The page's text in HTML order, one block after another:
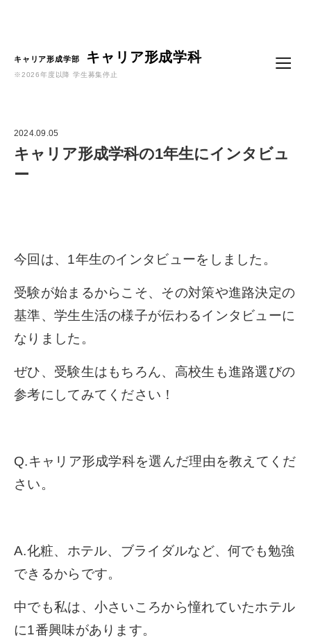
キャリア形成学部 キャリア形成学科
※2026年度以降 学生募集停止
2024.09.05
キャリア形成学科の1年生にインタビュ
ー
今回は、1年生のインタビューをしました。
受験が始まるからこそ、その対策や進路決定の
基準、学生生活の様子が伝わるインタビューに
なりました。
ぜひ、受験生はもちろん、高校生も進路選びの
参考にしてみてください！
Q.キャリア形成学科を選んだ理由を教えてくだ
さい。
A.化粧、ホテル、ブライダルなど、何でも勉強
できるからです。
中でも私は、小さいころから憧れていたホテル
に1番興味があります。